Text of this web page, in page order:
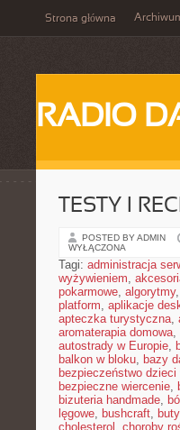
Strona główna
RADIO
TESTY I
POSTED BY ADMIN
WYŁĄCZONA
Tagi: administracja
wyżywieniem,
pokarmowe, algorytmy,
platform, aplikacje
apteczka turystyczna,
aromaterapia domowa,
autostrady w Europie,
balkon w bloku, bazy
bezpieczeństwo dzieci
bezpieczne wiercenie,
bizuteria handmade,
lęgowe, bushcraft,
cholesterol , choroby